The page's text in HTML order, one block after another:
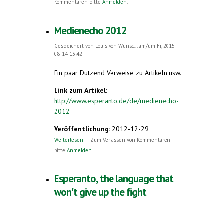
Welt. Synchronisiert wird hier nicht mehr
Kommentaren bitte Anmelden.
Medienecho 2012
Gespeichert von Louis von Wunsc...am/um Fr, 2015-
08-14 13:42
Ein paar Dutzend Verweise zu Artikeln usw.
Link zum Artikel:
http://www.esperanto.de/de/medienecho-
2012
Veröffentlichung: 2012-12-29
Weiterlesen über Medienecho 2012
Zum Verfassen von Kommentaren
bitte Anmelden.
Esperanto, the language that
won't give up the fight